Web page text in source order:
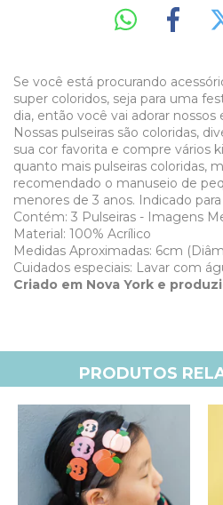
Se você está procurando
super coloridos, seja para uma
dia, então você vai adorar nossos
Nossas pulseiras são coloridas,
sua cor favorita e compre vários
quanto mais pulseiras coloridas,
recomendado o manuseio de
menores de 3 anos. Indicado
Contém: 3 Pulseiras - Imagens
Material: 100% Acrílico
Medidas Aproximadas: 6cm
Cuidados especiais: Lavar com
Criado em Nova York e
PRODUTOS